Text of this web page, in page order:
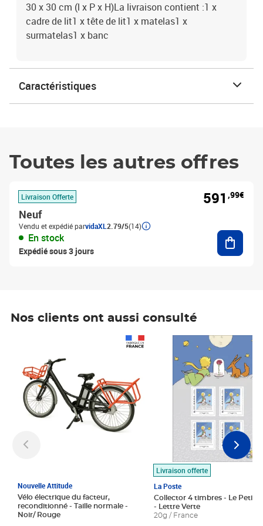
30 x 30 cm (l x P x H)La livraison contient :1 x
cadre de lit1 x tête de lit1 x matelas1 x
surmatelas1 x banc
Caractéristiques
Toutes les autres offres
Livraison Offerte
Neuf
Vendu et expédié parvidaXL 2.79/5(14)
En stock
Expédié sous 3 jours
591 ,99€
Nos clients ont aussi consulté
Nouvelle Attitude
Vélo électrique du facteur,
reconditionné - Taille normale -
Noir/ Rouge
Livraison offerte
La Poste
Collector 4 timbres - Le Petit
- Lettre Verte
20g / France
Prix 7,50€